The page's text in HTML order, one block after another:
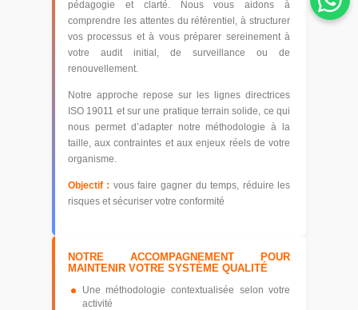
pédagogie et clarté. Nous vous aidons à
comprendre les attentes du référentiel, à structurer
vos processus et à vous préparer sereinement à
votre audit initial, de surveillance ou de
renouvellement.
Notre approche repose sur les lignes directrices
ISO 19011 et sur une pratique terrain solide, ce qui
nous permet d’adapter notre méthodologie à la
taille, aux contraintes et aux enjeux réels de votre
organisme.
Objectif : vous faire gagner du temps, réduire les
risques et sécuriser votre conformité
NOTRE ACCOMPAGNEMENT POUR
MAINTENIR VOTRE SYSTÈME QUALITÉ
Une méthodologie contextualisée selon votre
activité